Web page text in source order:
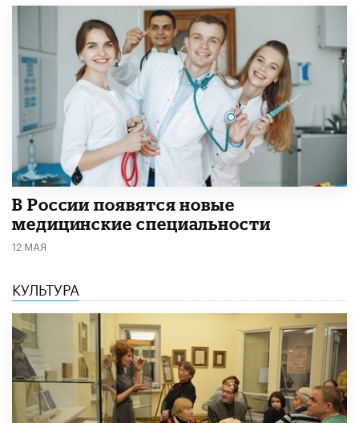
В России появятся новые
медицинские специальности
12 МАЯ
КУЛЬТУРА